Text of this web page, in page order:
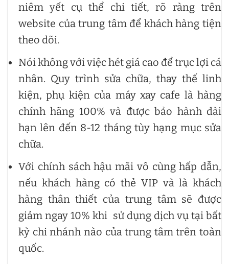
niêm yết cụ thể chi tiết, rõ ràng trên
website của trung tâm để khách hàng tiện
theo dõi.
Nói không với việc hét giá cao để trục lợi cá
nhân. Quy trình sửa chữa, thay thế linh
kiện, phụ kiện của máy xay cafe là hàng
chính hãng 100% và được bảo hành dài
hạn lên đến 8-12 tháng tùy hạng mục sửa
chữa.
Với chính sách hậu mãi vô cùng hấp dẫn,
nếu khách hàng có thẻ VIP và là khách
hàng thân thiết của trung tâm sẽ được
giảm ngay 10% khi sử dụng dịch vụ tại bất
kỳ chi nhánh nào của trung tâm trên toàn
quốc.